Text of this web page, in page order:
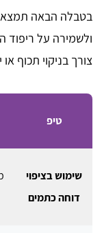
בטבלה הבאה תמצאו
ולשמירה על ריפוד
צורך בניקוי תכוף או
טיפ
שימוש בציפוי
דוחה כתמים